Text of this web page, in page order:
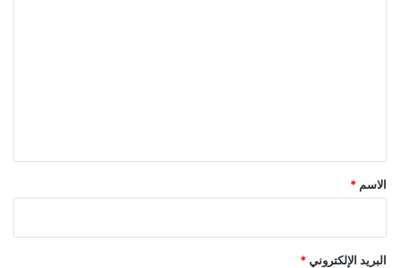
*
الاسم *
البريد الإلكتروني*